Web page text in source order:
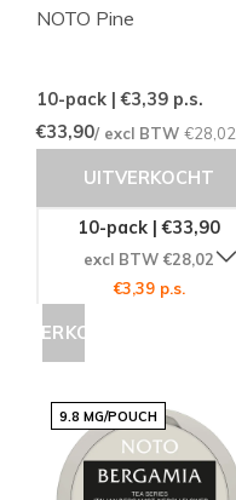
NOTO Pine
10-pack | €3,39 p.s.
€33,90/ excl BTW €28,02
UITVERKOCHT
10-pack | €33,90
excl BTW €28,02
€3,39 p.s.
9.8 MG/POUCH